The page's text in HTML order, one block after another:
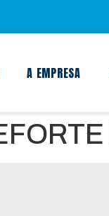
A EMPRESA